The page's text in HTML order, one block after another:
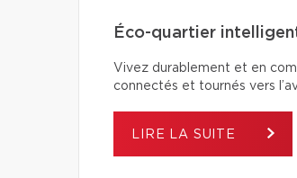
Éco-quartier
Vivez durablement et en
connectés et tournés vers
LIRE LA SUITE